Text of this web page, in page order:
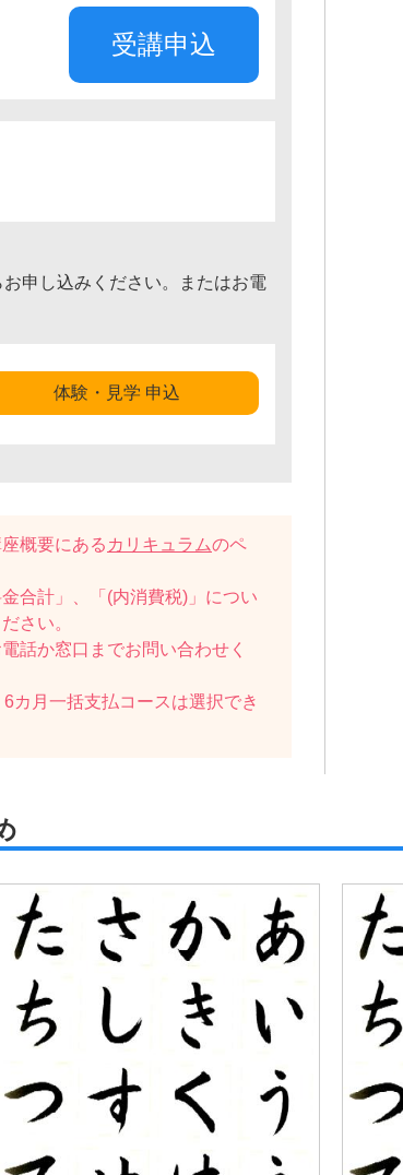
受講申込
申し込みください。またはお電
体験・見学 申込
概要にある カリキュラムのペ
合計」、「(内消費税)」につい
さい。
話か窓口までお問い合わせく
カ月一括支払コースは選択でき